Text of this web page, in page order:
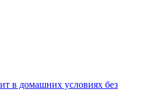
в домашних условиях без